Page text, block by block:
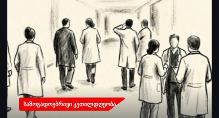
ᲡᲐᲖᲝᲒᲐᲓᲝᲔᲑᲠᲘᲕᲘ ᲙᲔᲗᲘᲚᲓᲦᲔᲝᲑᲐ